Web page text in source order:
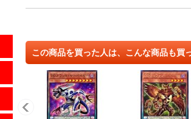
この商品を買った人は、こんな商品も買